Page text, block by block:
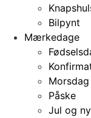
Bilpynt
Mærkedage
Morsdag
Påske
Jul og